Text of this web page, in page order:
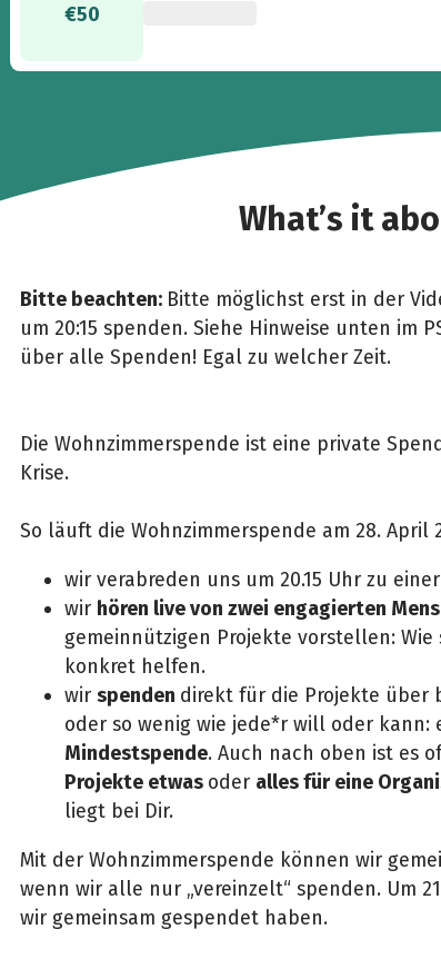
€50
What’s it
Bitte beachten: Bitte möglichst erst in der
um 20:15 spenden. Siehe Hinweise unten im
über alle Spenden! Egal zu welcher Zeit.
Die Wohnzimmerspende ist eine private
Krise.
So läuft die Wohnzimmerspende am 28. April
wir verabreden uns um 20.15 Uhr zu einer
wir hören live von zwei engagierten
gemeinnützigen Projekte vorstellen: Wie
konkret helfen.
wir spenden direkt für die Projekte über
oder so wenig wie jede*r will oder kann:
Mindestspende. Auch nach oben ist es
Projekte etwas oder alles für eine
liegt bei Dir.
Mit der Wohnzimmerspende können wir
wenn wir alle nur „vereinzelt“ spenden. Um
wir gemeinsam gespendet haben.